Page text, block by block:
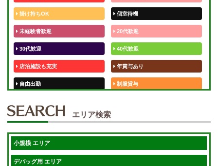
掛け持ちOK 個室待機
未経験者歓迎 20代歓迎
30代歓迎 40代歓迎
店泊施設も充実 年賞与あり
自由出勤 制服貸与
短期OK 入店祝金あり
週1～OK 健全店で安心！
エリア検索
小規模 エリア
デバッグ用 エリア